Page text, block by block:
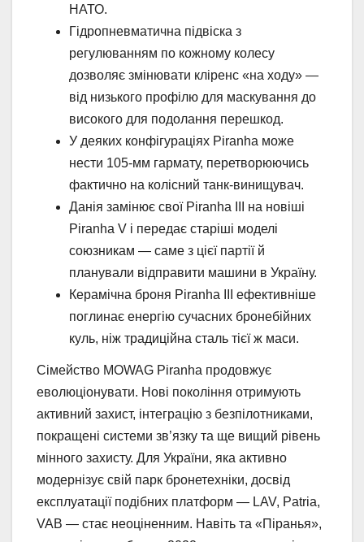
НАТО.
Гідропневматична підвіска з
регулюванням по кожному колесу
дозволяє змінювати кліренс «на ходу» —
від низького профілю для маскування до
високого для подолання перешкод.
У деяких конфігураціях Piranha може
нести 105-мм гармату, перетворюючись
фактично на колісний танк-винищувач.
Данія замінює свої Piranha III на новіші
Piranha V і передає старіші моделі
союзникам — саме з цієї партії й
планували відправити машини в Україну.
Керамічна броня Piranha III ефективніше
поглинає енергію сучасних бронебійних
куль, ніж традиційна сталь тієї ж маси.
Сімейство MOWAG Piranha продовжує
еволюціонувати. Нові покоління отримують
активний захист, інтеграцію з безпілотниками,
покращені системи зв’язку та ще вищий рівень
мінного захисту. Для України, яка активно
модернізує свій парк бронетехніки, досвід
експлуатації подібних платформ — LAV, Patria,
VAB — стає неоціненним. Навіть та «Піранья»,